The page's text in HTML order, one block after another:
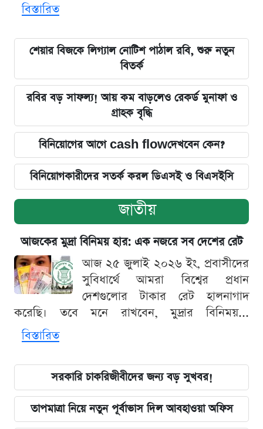
বিস্তারিত
শেয়ার বিজকে লিগ্যাল নোটিশ পাঠাল রবি, শুরু নতুন
বিতর্ক
রবির বড় সাফল্য! আয় কম বাড়লেও রেকর্ড মুনাফা ও
গ্রাহক বৃদ্ধি
বিনিয়োগের আগে cash flowদেখবেন কেন?
বিনিয়োগকারীদের সতর্ক করল ডিএসই ও বিএসইসি
জাতীয়
আজকের মুদ্রা বিনিময় হার: এক নজরে সব দেশের রেট
আজ ২৫ জুলাই ২০২৬ ইং, প্রবাসীদের
সুবিধার্থে আমরা বিশ্বের প্রধান
দেশগুলোর টাকার রেট হালনাগাদ
করেছি। তবে মনে রাখবেন, মুদ্রার বিনিময়...
বিস্তারিত
সরকারি চাকরিজীবীদের জন্য বড় সুখবর!
তাপমাত্রা নিয়ে নতুন পূর্বাভাস দিল আবহাওয়া অফিস